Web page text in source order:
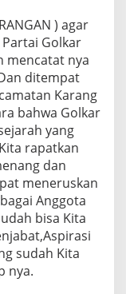
) agar
Golkar
mencatat nya
ditempat
Karang
bahwa Golkar
yang
rapatkan
dan
meneruskan
Anggota
bisa Kita
sudah Kita
nya.